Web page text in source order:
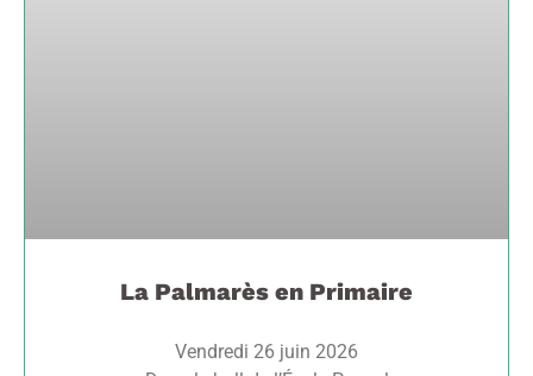
La Palmarès en Primaire
Vendredi 26 juin 2026